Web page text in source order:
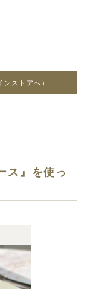
ンストアへ）
ス』を使っ